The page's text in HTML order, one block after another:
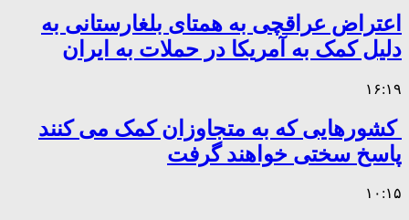
اعتراض عراقچی به همتای بلغارستانی به
دلیل کمک به آمریکا در حملات به ایران
۱۶:۱۹
کشورهایی که به متجاوزان کمک می کنند
پاسخ سختی خواهند گرفت
۱۰:۱۵